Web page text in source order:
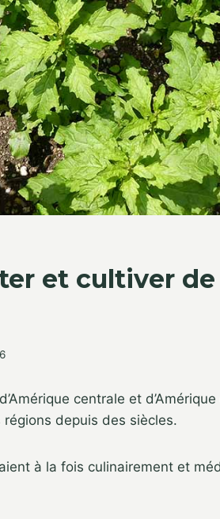
et cultiver
centrale et
depuis des siècles.
à la fois culinairement et